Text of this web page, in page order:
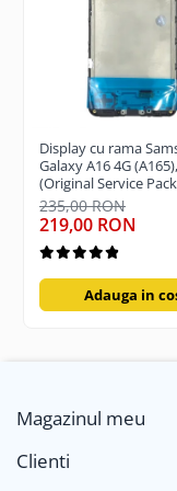
Display cu rama
Galaxy A16 4G
(Original Service
235,00 RON
219,00 RON
Adauga in
Magazinul meu
Clienti